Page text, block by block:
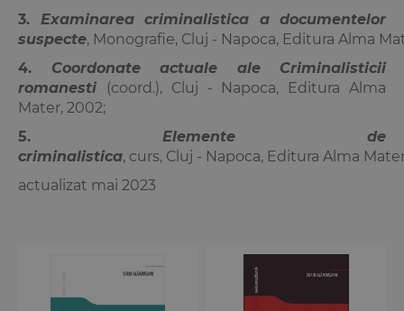
3. Examinarea criminalistica a documentelor
suspecte, Monografie, Cluj - Napoca, Editura Alma
4. Coordonate actuale ale Criminalisticii
romanesti (coord.), Cluj - Napoca, Editura Alma
Mater, 2002;
5. Elemente de
criminalistica, curs, Cluj - Napoca, Editura Alma
actualizat mai 2023